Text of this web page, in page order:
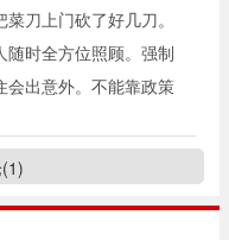
刀上门砍了好几刀。
时全方位照顾。强制
会出意外。不能靠政策
1)